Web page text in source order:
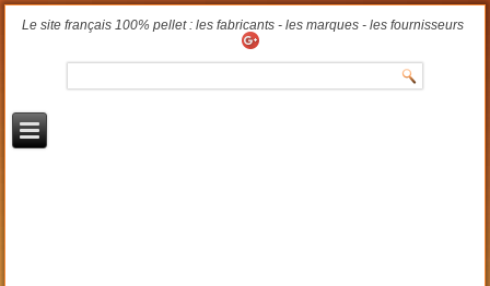
Le site français 100% pellet : les fabricants - les marques - les fournisseurs